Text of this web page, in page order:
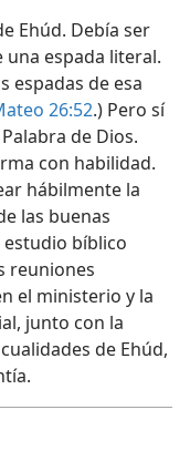
Ehúd. Debía ser
espada literal.
espadas de esa
26:52.) Pero sí
de Dios.
con habilidad.
hábilmente la
las buenas
estudio bíblico
reuniones
el ministerio y la
junto con la
de Ehúd,